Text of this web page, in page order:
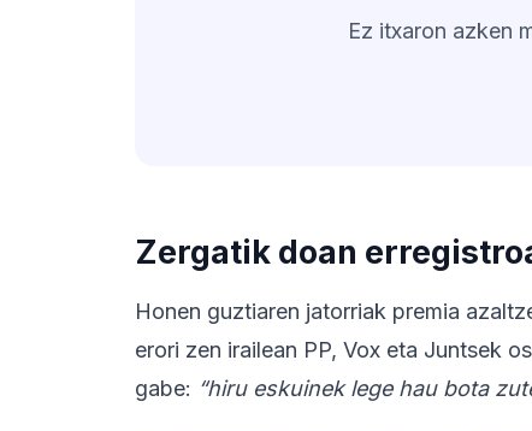
Ez itxaron azken
Zergatik doan
Honen guztiaren jatorriak premia
erori zen irailean PP, Vox eta Juntsek
gabe: “hiru eskuinek lege hau bota